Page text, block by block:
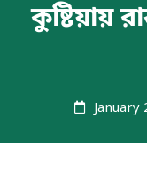
কুষ্টিয়ায়
January